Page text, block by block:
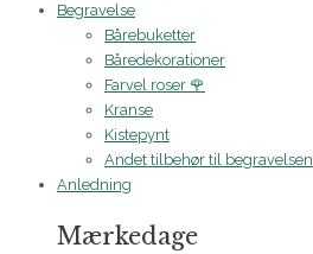
Begravelse
Bårebuketter
Båredekorationer
Farvel roser 🌹
Kranse
Kistepynt
Andet tilbehør til begravelsen
Anledning
Mærkedage